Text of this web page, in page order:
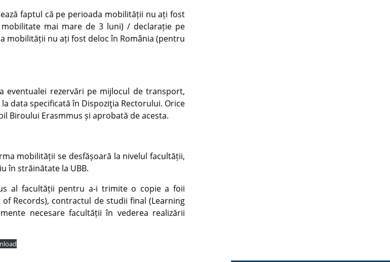
faptul că pe perioada mobilității nu ați fost
mai mare de 3 luni) / declarație pe
mobilității nu ați fost deloc în România (pentru
eventualei rezervări pe mijlocul de transport,
data specificată în Dispoziţia Rectorului. Orice
Biroului Erasmmus și aprobată de acesta.
mobilității se desfășoară la nivelul facultății,
în străinătate la UBB.
al facultății pentru a-i trimite o copie a foii
Records), contractul de studii final (Learning
necesare facultății în vederea realizării